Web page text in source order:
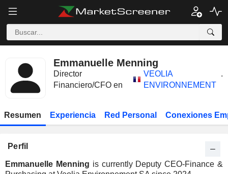
Emmanuelle Menning
Director
Financiero/CFO en
VEOLIA
ENVIRONNEMENT
.
Resumen Experiencia Red Personal Conexiones
Perfil
Emmanuelle Menning is currently Deputy CEO-Finance &